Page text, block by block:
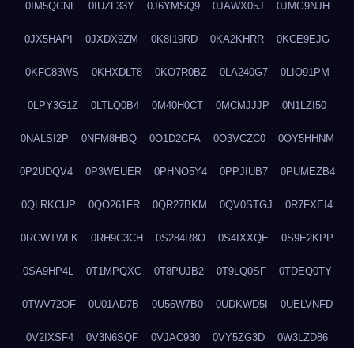
0IM5QCNL 0IUZL33Y 0J6YMSQ9 0JAWX05J 0JMG9NJH
0JX5HAPI 0JXDX9ZM 0K8I19RD 0KA2KHRR 0KCE9EJG
0KFC83WS 0KHXDLT8 0KO7R0BZ 0LA240G7 0LIQ91PM
0LPY3G1Z 0LTLQ0B4 0M40H0CT 0MCMJJJP 0N1LZI50
0NALSI2P 0NFM8HBQ 0O1D2CFA 0O3VCZC0 0OY5HHNM
0P2UDQV4 0P3WEUER 0PHNO5Y4 0PPJIUB7 0PUMEZB4
0QLRKCUP 0QO261FR 0QR27BKM 0QV0STGJ 0R7FXEI4
0RCWTWLK 0RH9C3CH 0S284R8O 0S4IXXQE 0S9E2KPP
0SA9HP4L 0T1MPQXC 0T8PUJB2 0T9LQ0SF 0TDEQ0TY
0TWV72OF 0U01AD7B 0U56W7B0 0UDKWD5I 0UELVNFD
0V2IXSF4 0V3N6SQF 0VJAC930 0VY5ZG3D 0W3LZD86